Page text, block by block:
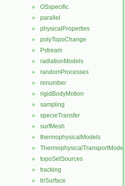
► OSspecific
► parallel
► physicalProperties
► polyTopoChange
► Pstream
► radiationModels
► randomProcesses
► renumber
► rigidBodyMotion
► sampling
► specieTransfer
► surfMesh
► thermophysicalModels
► ThermophysicalTransportModels
► topoSetSources
► tracking
► triSurface